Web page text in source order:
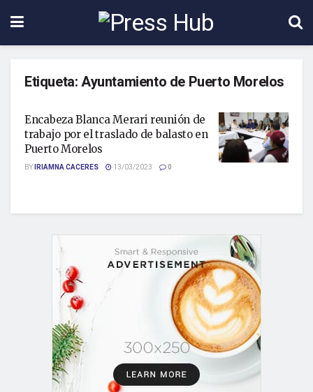
Etiqueta:Ayuntamiento de Puerto Morelos
Encabeza Blanca Merari reunión de
trabajo por el traslado de balasto en
Puerto Morelos
BYIRIAMNA CACERES 13/03/2023 0